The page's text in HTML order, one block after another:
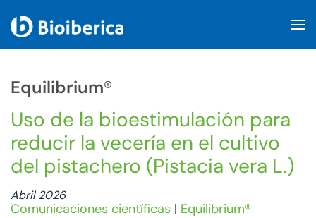
Equilibrium®
Uso de la bioestimulación para
reducir la vecería en el cultivo
del pistachero (Pistacia vera L.)
Abril 2026
Comunicaciones científicas | Equilibrium®